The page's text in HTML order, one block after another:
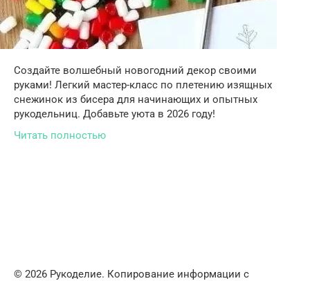
Создайте волшебный новогодний декор своими
руками! Легкий мастер-класс по плетению изящных
снежинок из бисера для начинающих и опытных
рукодельниц. Добавьте уюта в 2026 году!
Читать полностью
© 2026 Рукоделие. Копирование информации с